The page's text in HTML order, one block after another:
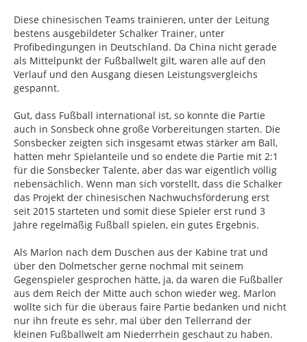
Diese chinesischen Teams trainieren, unter der Leitung
bestens ausgebildeter Schalker Trainer, unter
Profibedingungen in Deutschland. Da China nicht gerade
als Mittelpunkt der Fußballwelt gilt, waren alle auf den
Verlauf und den Ausgang diesen Leistungsvergleichs
gespannt.
Gut, dass Fußball international ist, so konnte die Partie
auch in Sonsbeck ohne große Vorbereitungen starten. Die
Sonsbecker zeigten sich insgesamt etwas stärker am Ball,
hatten mehr Spielanteile und so endete die Partie mit 2:1
für die Sonsbecker Talente, aber das war eigentlich völlig
nebensächlich. Wenn man sich vorstellt, dass die Schalker
das Projekt der chinesischen Nachwuchsförderung erst
seit 2015 starteten und somit diese Spieler erst rund 3
Jahre regelmäßig Fußball spielen, ein gutes Ergebnis.
Als Marlon nach dem Duschen aus der Kabine trat und
über den Dolmetscher gerne nochmal mit seinem
Gegenspieler gesprochen hätte, ja, da waren die Fußballer
aus dem Reich der Mitte auch schon wieder weg. Marlon
wollte sich für die überaus faire Partie bedanken und nicht
nur ihn freute es sehr, mal über den Tellerrand der
kleinen Fußballwelt am Niederrhein geschaut zu haben.